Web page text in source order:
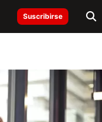
Suscribirse